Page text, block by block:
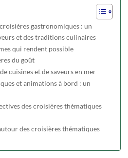
gastronomiques : un
et des traditions culinaires
qui rendent possible
du goût
cuisines et de saveurs en mer
et animations à bord : un
des croisières thématiques
des croisières thématiques